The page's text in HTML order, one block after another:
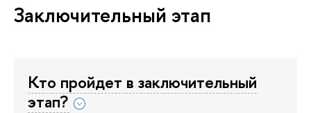
Заключительный этап
Кто пройдет в заключительный
этап?